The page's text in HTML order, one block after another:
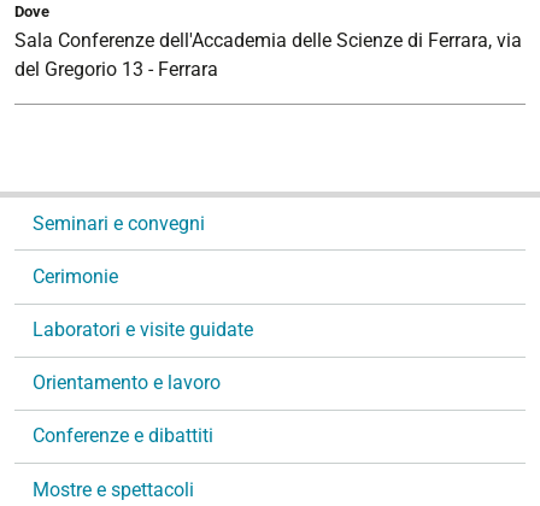
Dove
Sala Conferenze dell'Accademia delle Scienze di Ferrara, via
del Gregorio 13 - Ferrara
a
i
n
Seminari e convegni
Cerimonie
Laboratori e visite guidate
Orientamento e lavoro
Conferenze e dibattiti
Mostre e spettacoli